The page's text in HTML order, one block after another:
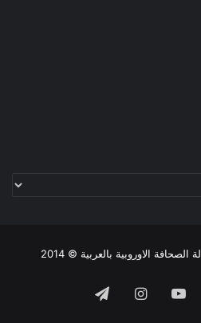
الاوروبية بالعربية © 2014
يوتيوبانستقرامتيلقرام